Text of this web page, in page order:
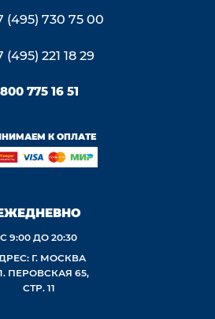
(495) 730 75 00
(495) 221 18 29
775 16 51
К ОПЛАТЕ
С 9:00 ДО 20:30
Г. МОСКВА
ПЕРОВСКАЯ 65,
СТР. 11